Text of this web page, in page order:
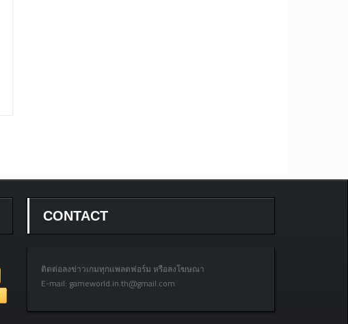
CONTACT
ติดต่อลงข่าวเกมทุกแพลตฟอร์ม หรือลงโฆษณา
E-mail: gameworld.in.th@gmail.com